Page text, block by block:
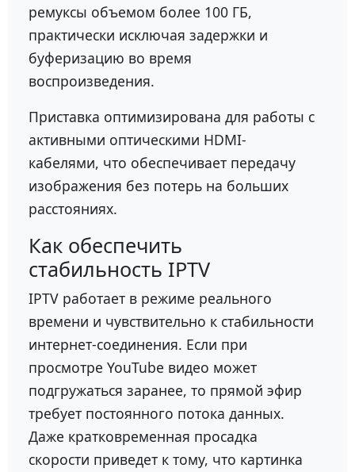
ремуксы объемом более 100 ГБ,
практически исключая задержки и
буферизацию во время
воспроизведения.
Приставка оптимизирована для работы с
активными оптическими HDMI-
кабелями, что обеспечивает передачу
изображения без потерь на больших
расстояниях.
Как обеспечить
стабильность IPTV
IPTV работает в режиме реального
времени и чувствительно к стабильности
интернет-соединения. Если при
просмотре YouTube видео может
подгружаться заранее, то прямой эфир
требует постоянного потока данных.
Даже кратковременная просадка
скорости приведет к тому, что картинка